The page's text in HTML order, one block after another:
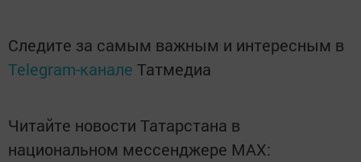
Следите за самым важным и интересным в
Telegram-канале Татмедиа
Читайте новости Татарстана в
национальном мессенджере MАХ: